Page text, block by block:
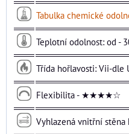
Tabulka chemické
Teplotní odolnost: od -
Třída hořlavosti: Vii-dle
Flexibilita - ★★★★☆
Vyhlazená vnitřní stěna